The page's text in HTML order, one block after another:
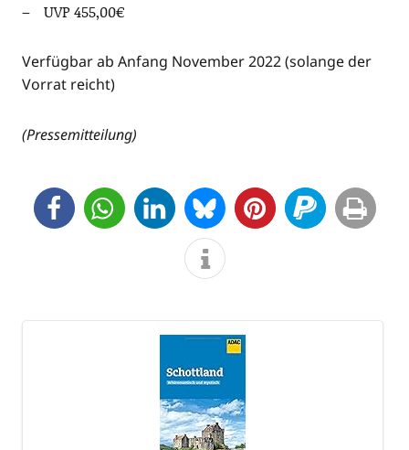
UVP 455,00€
Ver­füg­bar ab Anfang Novem­ber 2022 (solan­ge der
Vor­rat reicht)
(Pres­se­mit­tei­lung)